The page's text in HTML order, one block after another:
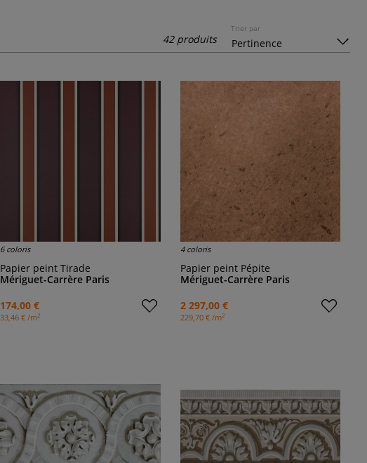
42 produits
Trier par
6 coloris
Papier peint Tirade
Mériguet-Carrère Paris
174,00 €
33,46 € /m2
4 coloris
Papier peint Pépite
Mériguet-Carrère Paris
2 297,00 €
229,70 € /m2